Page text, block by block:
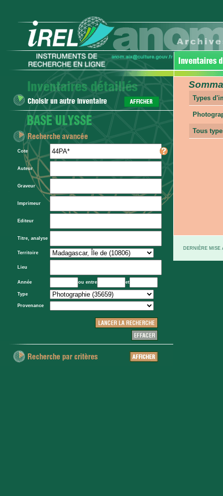
Cote
Auteur
Graveur
Imprimeur
Editeur
Titre, analyse
Territoire
Lieu
Année ou entre et
Type
Provenance
Types
Tous
DERNIÈRE MISE